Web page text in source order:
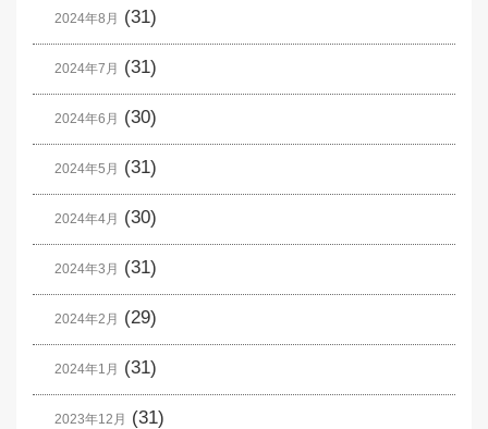
2024年8月 (31)
2024年7月 (31)
2024年6月 (30)
2024年5月 (31)
2024年4月 (30)
2024年3月 (31)
2024年2月 (29)
2024年1月 (31)
2023年12月 (31)